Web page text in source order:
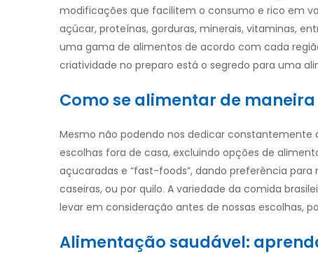
modificações que facilitem o consumo e rico em
açúcar, proteínas, gorduras, minerais, vitaminas,
uma gama de alimentos de acordo com cada
criatividade no preparo está o segredo para uma
Como se alimentar de
Mesmo não podendo nos dedicar constantemente
escolhas fora de casa, excluindo opções de
açucaradas e “fast-foods”, dando preferência
caseiras, ou por quilo. A variedade da comida
levar em consideração antes de nossas escolhas,
Alimentação saudável: